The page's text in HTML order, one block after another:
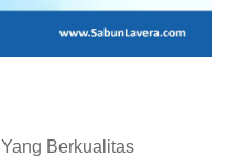
Berkualitas